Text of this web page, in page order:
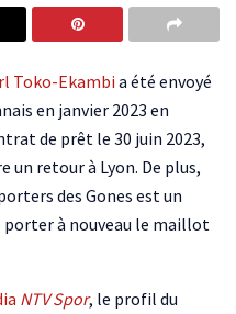
Toko-Ekambia été envoyé
en janvier 2023 en
de prêt le 30 juin 2023,
un retour à Lyon. De plus,
des Gones est un
porter à nouveau le maillot
NTV Spor, le profil du